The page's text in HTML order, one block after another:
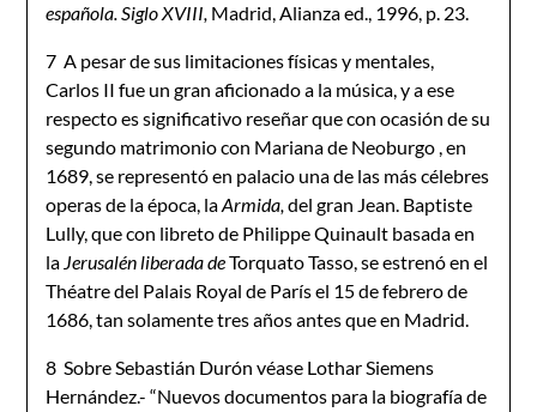
española. Siglo XVIII, Madrid, Alianza ed., 1996, p. 23.
7 A pesar de sus limitaciones físicas y mentales,
Carlos II fue un gran aficionado a la música, y a ese
respecto es significativo reseñar que con ocasión de su
segundo matrimonio con Mariana de Neoburgo , en
1689, se representó en palacio una de las más célebres
operas de la época, laArmida,del gran Jean. Baptiste
Lully, que con libreto de Philippe Quinault basada en
la Jerusalén liberada deTorquato Tasso, se estrenó en el
Théatre del Palais Royal de París el 15 de febrero de
1686, tan solamente tres años antes que en Madrid.
8 Sobre Sebastián Durón véase Lothar Siemens
Hernández.- “Nuevos documentos para la biografía de